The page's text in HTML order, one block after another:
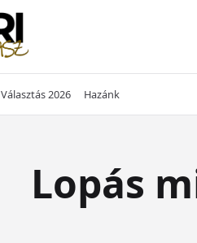
Választás 2026 Hazánk
Lopás